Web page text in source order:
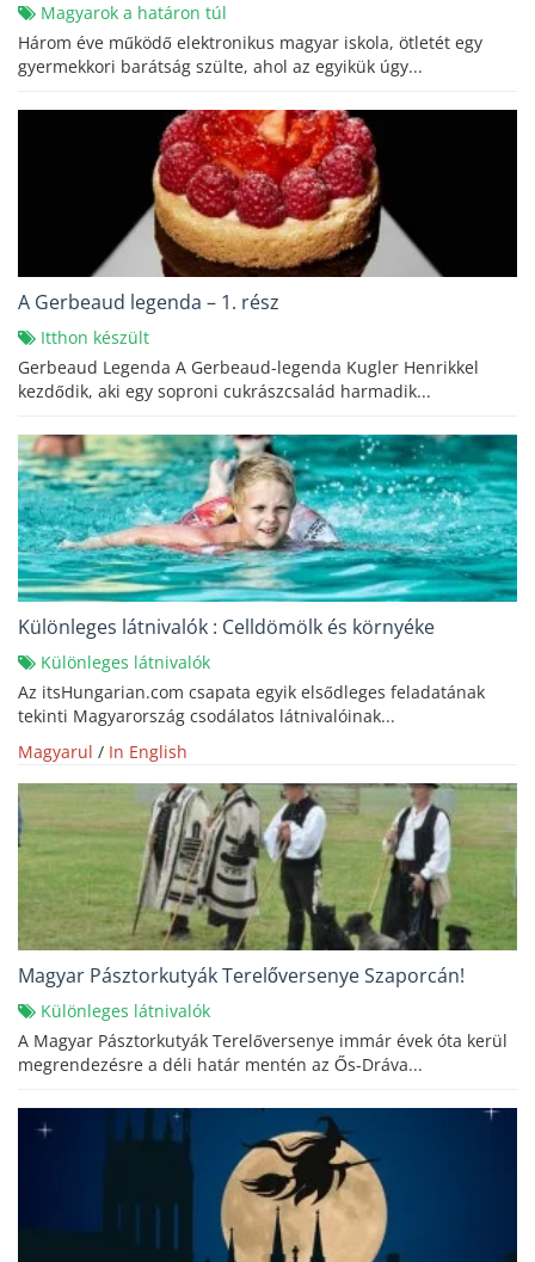
Magyarok a határon túl
Három éve működő elektronikus magyar iskola, ötletét egy
gyermekkori barátság szülte, ahol az egyikük úgy...
A Gerbeaud legenda – 1. rész
Itthon készült
Gerbeaud Legenda A Gerbeaud-legenda Kugler Henrikkel
kezdődik, aki egy soproni cukrászcsalád harmadik...
Különleges látnivalók : Celldömölk és környéke
Különleges látnivalók
Az itsHungarian.com csapata egyik elsődleges feladatának
tekinti Magyarország csodálatos látnivalóinak...
Magyarul / In English
Magyar Pásztorkutyák Terelőversenye Szaporcán!
Különleges látnivalók
A Magyar Pásztorkutyák Terelőversenye immár évek óta kerül
megrendezésre a déli határ mentén az Ős-Dráva...